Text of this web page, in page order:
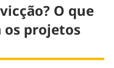
O que
projetos